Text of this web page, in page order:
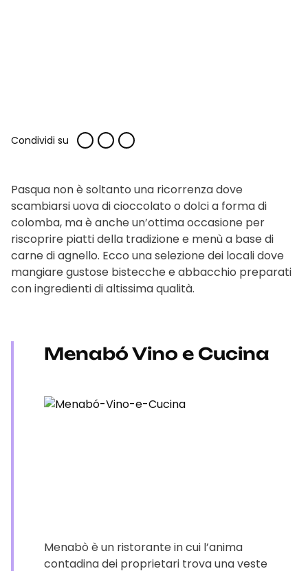
Condividi su
Pasqua non è soltanto una ricorrenza dove
scambiarsi uova di cioccolato o dolci a forma di
colomba, ma è anche un’ottima occasione per
riscoprire piatti della tradizione e menù a base di
carne di agnello. Ecco una selezione dei locali dove
mangiare gustose bistecche e abbacchio preparati
con ingredienti di altissima qualità.
Menabó Vino e Cucina
Menabò è un ristorante in cui l’anima
contadina dei proprietari trova una veste